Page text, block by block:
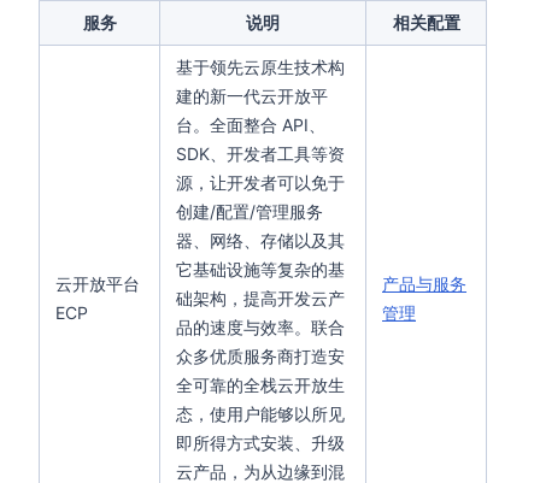
服务 说明 相关配置
云开放平台
ECP
基于领先云原生技术构
建的新⼀代云开放平
台。全⾯整合 API、
SDK、开发者⼯具等资
源，让开发者可以免于
创建/配置/管理服务
器、网络、存储以及其
它基础设施等复杂的基
础架构，提⾼开发云产
品的速度与效率。联合
众多优质服务商打造安
全可靠的全栈云开放生
态，使用户能够以所见
即所得方式安装、升级
云产品，为从边缘到混
产品与服务
管理